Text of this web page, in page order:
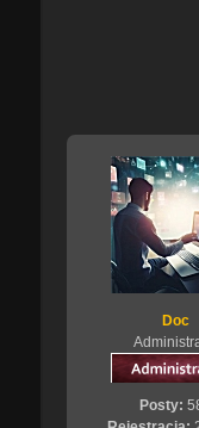
Doc
Posty: